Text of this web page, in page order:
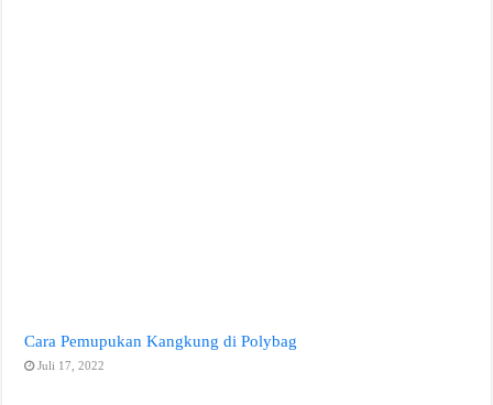
Cara Pemupukan Kangkung di Polybag
Juli 17, 2022